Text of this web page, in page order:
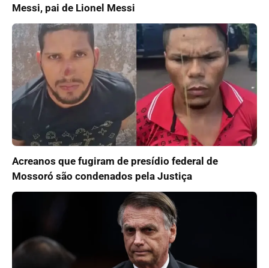
Messi, pai de Lionel Messi
Acreanos que fugiram de presídio federal de
Mossoró são condenados pela Justiça